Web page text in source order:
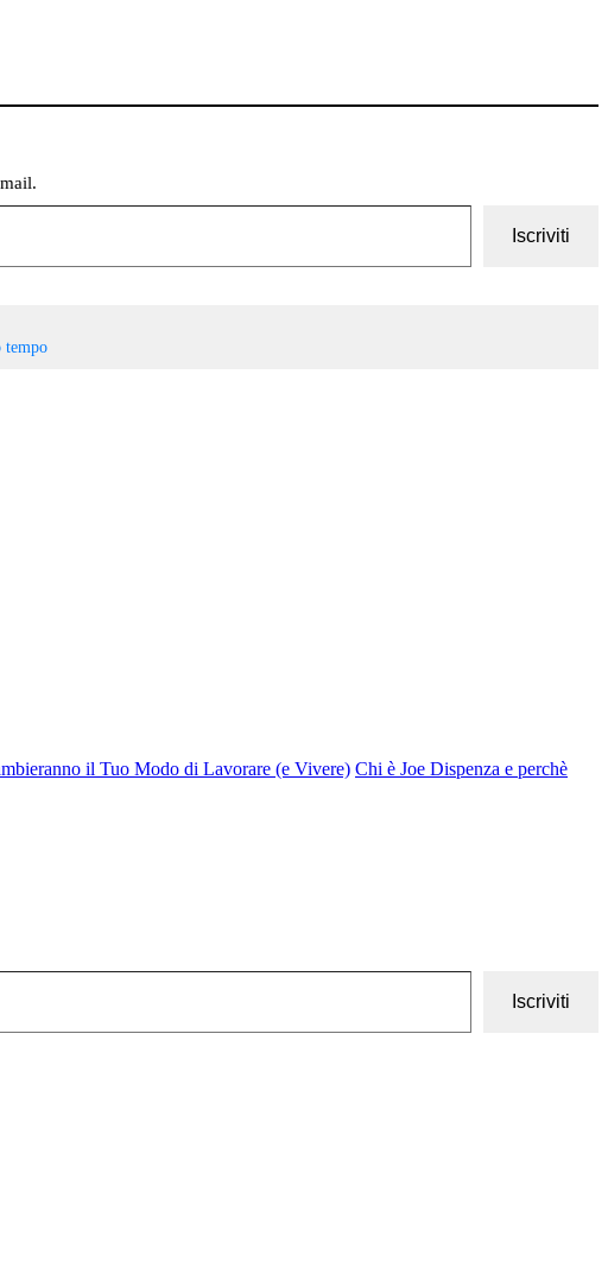
Iscriviti
tempo
il Tuo Modo di Lavorare (e Vivere) Chi è Joe Dispenza e perchè
Iscriviti